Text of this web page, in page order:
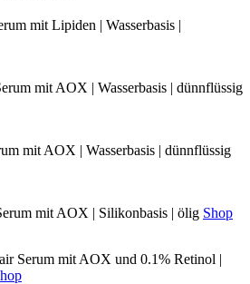
mit Lipiden | Wasserbasis |
mit AOX | Wasserbasis | dünnflüssig
mit AOX | Wasserbasis | dünnflüssig
mit AOX | Silikonbasis | ölig Shop
Serum mit AOX und 0.1% Retinol |